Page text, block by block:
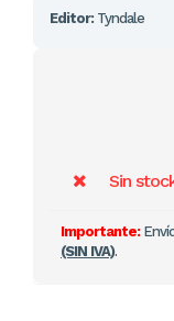
Editor: Tyndale
Sin
Importante:
(SIN IVA).